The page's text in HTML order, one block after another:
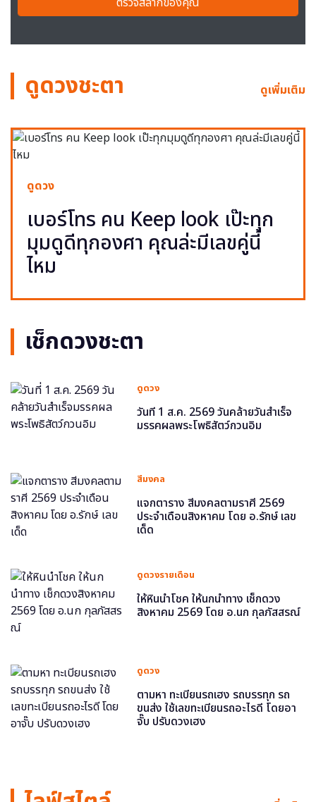
ดูดวงชะตา ดูเพิ่มเติม
ดูดวง
เบอร์โทร คน Keep look เป๊ะทุก
มุมดูดีทุกองศา คุณล่ะมีเลขคู่นี้
ไหม
เช็กดวงชะตา
ดูดวง
วันที่ 1 ส.ค. 2569 วันคล้ายวันสำเร็จ
มรรคผลพระโพธิสัตว์กวนอิม
สีมงคล
แจกตาราง สีมงคลตามราศี 2569
ประจำเดือนสิงหาคม โดย อ.รักษ์ เลข
เด็ด
ดูดวงรายเดือน
ให้หินนำโชค ให้นกนำทาง เช็กดวง
สิงหาคม 2569 โดย อ.นก กุลภัสสรณ์
ดูดวง
ตามหา ทะเบียนรถเฮง รถบรรทุก รถ
ขนส่ง ใช้เลขทะเบียนรถอะไรดี โดยอา
จั๊บ ปรับดวงเฮง